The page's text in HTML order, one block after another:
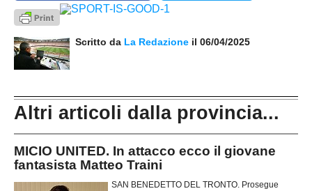
Scritto da La Redazione il 06/04/2025
Altri articoli dalla provincia...
MICIO UNITED. In attacco ecco il giovane
fantasista Matteo Traini
SAN BENEDETTO DEL TRONTO. Prosegue